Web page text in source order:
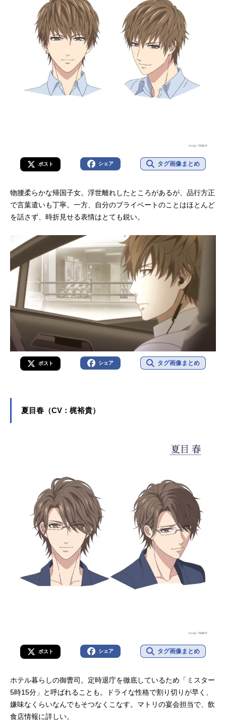
ポスト シェア タグ画像まとめ
物腰柔らかな帰国子女。浮世離れしたところがあるが、品行方正
で言葉遣いも丁寧。一方、自分のプライベートのことはほとんど
を話さず、時折見せる表情はとても鋭い。
ポスト シェア タグ画像まとめ
夏目春（CV：梶裕貴）
ポスト シェア タグ画像まとめ
ホテル暮らしの御曹司。定時退庁を徹底しているため「ミスター
5時15分」と呼ばれることも。ドライな性格で割り切りが早く、
嫌味なくらいなんでもそつなくこなす。マトリの宴会担当で、飲
食店情報に詳しい。